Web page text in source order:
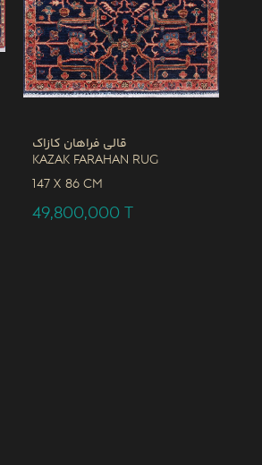
قالی فراهان کازاک
Kazak Farahan Rug
147 x 86 CM
49,800,000 T